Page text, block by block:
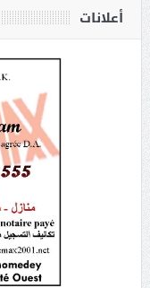
أعلانات